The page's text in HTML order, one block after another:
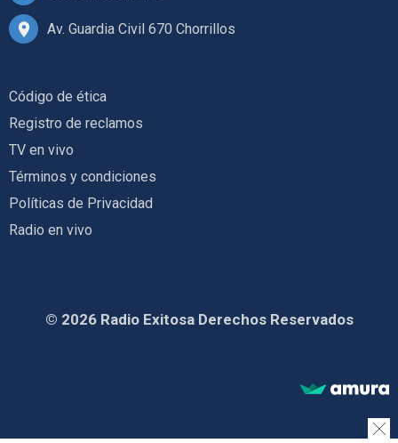
Av. Guardia Civil 670 Chorrillos
Código de ética
Registro de reclamos
TV en vivo
Términos y condiciones
Políticas de Privacidad
Radio en vivo
© 2026 Radio Exitosa Derechos Reservados